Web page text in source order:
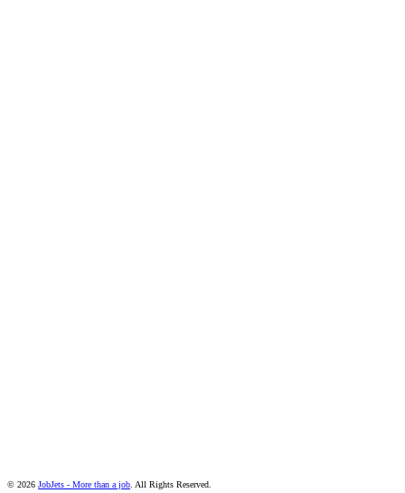
© 2026 JobJets - More than a job. All Rights Reserved.